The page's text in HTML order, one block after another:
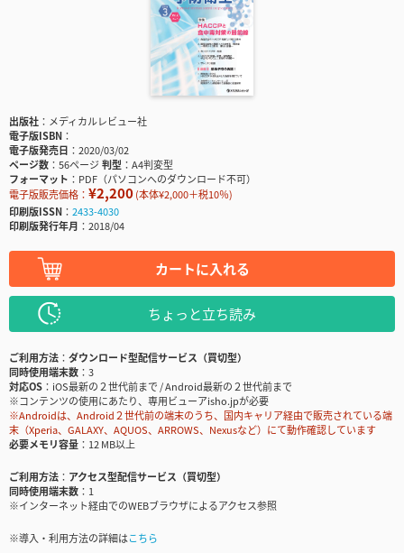
出版社
メディカルレビュー社
電子版ISBN
電子版発売日
2020/03/02
ページ数
56ページ判型
A4判変型
フォーマット
PDF（パソコンへのダウンロード不可）
電子版販売価格： ¥2,200(本体¥2,000＋税10％)
印刷版ISSN
2433-4030
印刷版発行年月
2018/04
カートに入れる
ちょっと立ち読み
ご利用方法
ダウンロード型配信サービス（買切型）
同時使用端末数
3
対応OS
iOS最新の２世代前まで / Android最新の２世代前まで
※コンテンツの使用にあたり、専用ビューアisho.jpが必要
※Androidは、Android２世代前の端末のうち、国内キャリア経由で販売されている端
末（Xperia、GALAXY、AQUOS、ARROWS、Nexusなど）にて動作確認しています
必要メモリ容量
12 MB以上
ご利用方法
アクセス型配信サービス（買切型）
同時使用端末数
1
※インターネット経由でのWEBブラウザによるアクセス参照
※導入・利用方法の詳細はこちら